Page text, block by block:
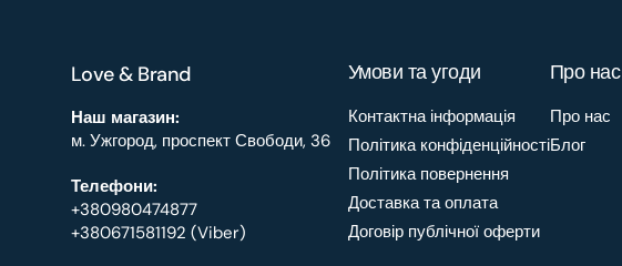
Love & Brand
Наш магазин:
м. Ужгород, проспект Свободи, 36
Телефони:
+380980474877
+380671581192 (Viber)
Умови та угоди
Контактна інформація
Політика конфіденційності
Політика повернення
Доставка та оплата
Договір публічної оферти
Про нас
Про нас
Блог